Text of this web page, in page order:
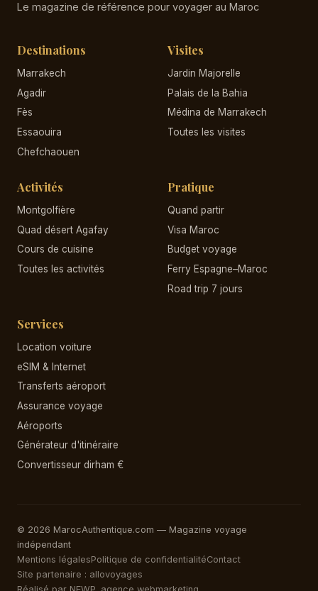
Le magazine de référence pour voyager au Maroc
Destinations
Marrakech
Agadir
Fès
Essaouira
Chefchaouen
Visites
Jardin Majorelle
Palais de la Bahia
Médina de Marrakech
Toutes les visites
Activités
Montgolfière
Quad désert Agafay
Cours de cuisine
Toutes les activités
Pratique
Quand partir
Visa Maroc
Budget voyage
Ferry Espagne–Maroc
Road trip 7 jours
Services
Location voiture
eSIM & Internet
Transferts aéroport
Assurance voyage
Aéroports
Générateur d'itinéraire
Convertisseur dirham €
© 2026 MarocAuthentique.com — Magazine voyage
indépendant
Mentions légalesPolitique de confidentialitéContact
Site partenaire : allovoyages